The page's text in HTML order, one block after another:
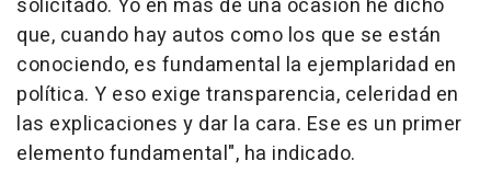
solicitado. Yo en más de una ocasión he dicho
que, cuando hay autos como los que se están
conociendo, es fundamental la ejemplaridad en
política. Y eso exige transparencia, celeridad en
las explicaciones y dar la cara. Ese es un primer
elemento fundamental", ha indicado.